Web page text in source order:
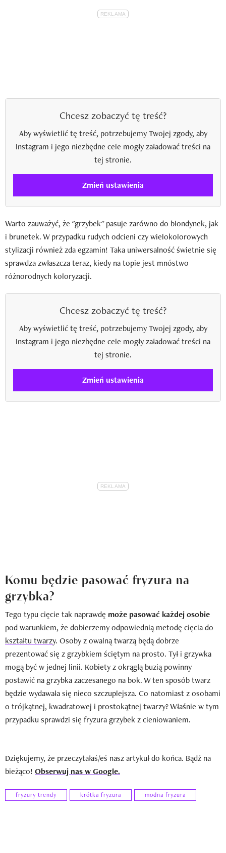
Chcesz zobaczyć tę treść?
Aby wyświetlić tę treść, potrzebujemy Twojej zgody, aby
Instagram i jego niezbędne cele mogły załadować treści na
tej stronie.
Zmień ustawienia
Warto zauważyć, że "grzybek" pasuje zarówno do blondynek, jak
i brunetek. W przypadku rudych odcieni czy wielokolorowych
stylizacji również zda egzamin! Taka uniwersalność świetnie się
sprawdza zwłaszcza teraz, kiedy na topie jest mnóstwo
różnorodnych koloryzacji.
Chcesz zobaczyć tę treść?
Aby wyświetlić tę treść, potrzebujemy Twojej zgody, aby
Instagram i jego niezbędne cele mogły załadować treści na
tej stronie.
Zmień ustawienia
Komu będzie pasować fryzura na
grzybka?
Tego typu cięcie tak naprawdę może pasować każdej osobie
pod warunkiem, że dobierzemy odpowiednią metodę cięcia do
kształtu twarzy. Osoby z owalną twarzą będą dobrze
prezentować się z grzybkiem ściętym na prosto. Tył i grzywka
mogą być w jednej linii. Kobiety z okrągłą buzią powinny
postawić na grzybka zaczesanego na bok. W ten sposób twarz
będzie wydawała się nieco szczuplejsza. Co natomiast z osobami
o trójkątnej, kwadratowej i prostokątnej twarzy? Właśnie w tym
przypadku sprawdzi się fryzura grzybek z cieniowaniem.
Dziękujemy, że przeczytałaś/eś nasz artykuł do końca. Bądź na
bieżąco! Obserwuj nas w Google.
fryzury trendy krótka fryzura modna fryzura